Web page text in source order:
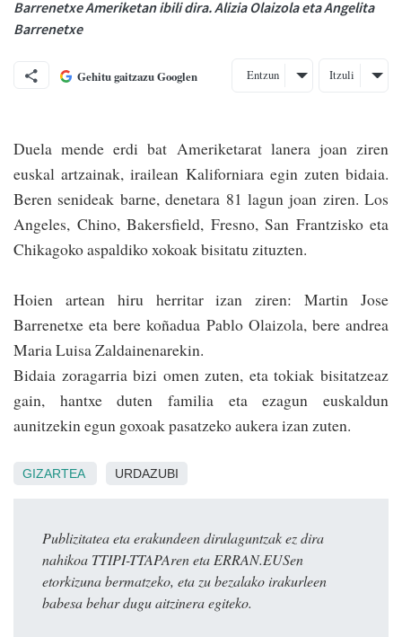
Barrenetxe Ameriketan ibili dira. Alizia Olaizola eta Angelita
Barrenetxe
Gehitu gaitzazu Googlen Entzun Itzuli
Duela mende erdi bat Ameriketarat lanera joan ziren
euskal artzainak, irailean Kaliforniara egin zuten bidaia.
Beren senideak barne, denetara 81 lagun joan ziren. Los
Angeles, Chino, Bakersfield, Fresno, San Frantzisko eta
Chikagoko aspaldiko xokoak bisitatu zituzten.
Hoien artean hiru herritar izan ziren: Martin Jose
Barrenetxe eta bere koñadua Pablo Olaizola, bere andrea
Maria Luisa Zaldainenarekin.
Bidaia zoragarria bizi omen zuten, eta tokiak bisitatzeaz
gain, hantxe duten familia eta ezagun euskaldun
aunitzekin egun goxoak pasatzeko aukera izan zuten.
GIZARTEA URDAZUBI
Publizitatea eta erakundeen dirulaguntzak ez dira
nahikoa TTIPI-TTAPAren eta ERRAN.EUSen
etorkizuna bermatzeko, eta zu bezalako irakurleen
babesa behar dugu aitzinera egiteko.